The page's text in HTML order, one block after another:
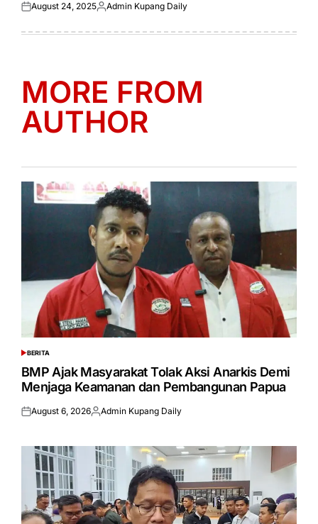
Posted
August 24, 2025Posted
Admin Kupang Daily
MORE FROM
AUTHOR
POSTED
IN
BERITA
BMP Ajak Masyarakat Tolak Aksi Anarkis Demi
Menjaga Keamanan dan Pembangunan Papua
Posted
August 6, 2026Posted
Admin Kupang Daily